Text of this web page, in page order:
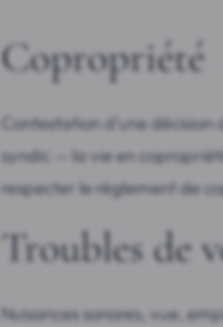
Copropriété
Contestation d'une
syndic — la vie en
respecter le règlement de
Troubles de
Nuisances sonores, vue,